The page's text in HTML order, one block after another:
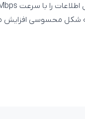
به شکل محسوسی